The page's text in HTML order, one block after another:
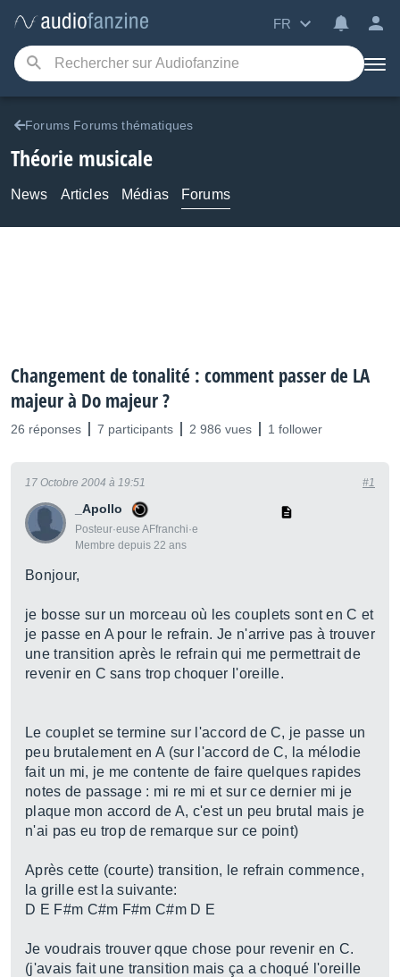
FR
Forums Forums thématiques
Théorie musicale
News Articles Médias Forums
Changement de tonalité : comment passer de LA
majeur à Do majeur ?
26 réponses 7 participants 2 986 vues 1 follower
_Apollo
Posteur·euse AFfranchi·e
Membre depuis 22 ans
17 Octobre 2004 à 19:51 #1
Bonjour,
je bosse sur un morceau où les couplets sont en C et
je passe en A pour le refrain. Je n'arrive pas à trouver
une transition après le refrain qui me permettrait de
revenir en C sans trop choquer l'oreille.
Le couplet se termine sur l'accord de C, je passe un
peu brutalement en A (sur l'accord de C, la mélodie
fait un mi, je me contente de faire quelques rapides
notes de passage : mi re mi et sur ce dernier mi je
plaque mon accord de A, c'est un peu brutal mais je
n'ai pas eu trop de remarque sur ce point)
Après cette (courte) transition, le refrain commence,
la grille est la suivante:
D E F#m C#m F#m C#m D E
Je voudrais trouver qque chose pour revenir en C.
(j'avais fait une transition mais ça a choqué l'oreille